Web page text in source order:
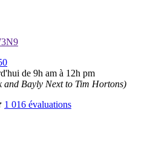
de 9h am à 12h pm
and Bayly Next to Tim Hortons)
1 016 évaluations